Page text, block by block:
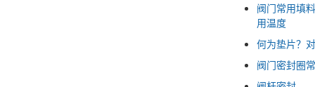
阀门常用填
用温度
何为垫片？
阀门密封圈